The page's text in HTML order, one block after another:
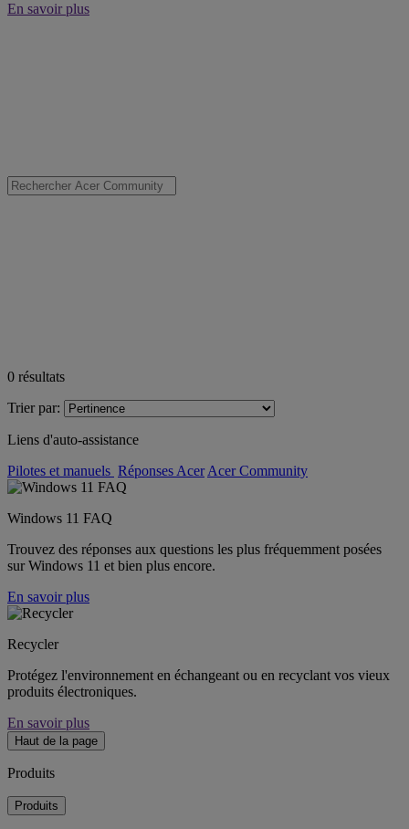
En savoir plus
0 résultats
Trier par:
Liens d'auto-assistance
Pilotes et manuels Réponses Acer Acer Community
Windows 11 FAQ
Trouvez des réponses aux questions les plus fréquemment posées
sur Windows 11 et bien plus encore.
En savoir plus
Recycler
Protégez l'environnement en échangeant ou en recyclant vos vieux
produits électroniques.
En savoir plus
Haut de la page
Produits
Produits